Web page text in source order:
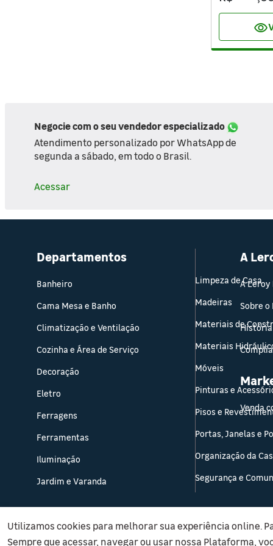
visibility
Negocie com o seu vendedor especializado
Atendimento personalizado por WhatsApp de
segunda a sábado, em todo o Brasil.
Acessar
Departamentos
Banheiro
Cama Mesa e Banho
Climatização e Ventilação
Cozinha e Área de Serviço
Decoração
Eletro
Ferragens
Ferramentas
Iluminação
Jardim e Varanda
Limpeza de Casa
Madeiras
Materiais de
Materiais
Móveis
Pinturas e
Pisos e
Portas, Janelas e
Organização da
Segurança e
A
A
Sobre o
História
Venda
Utilizamos cookies para melhorar sua experiência online.
Sempre que acessar, navegar ou usar nossa Plataforma,